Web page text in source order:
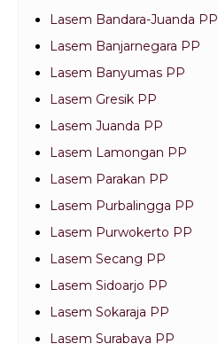
Lasem Bandara-Juanda PP
Lasem Banjarnegara PP
Lasem Banyumas PP
Lasem Gresik PP
Lasem Juanda PP
Lasem Lamongan PP
Lasem Parakan PP
Lasem Purbalingga PP
Lasem Purwokerto PP
Lasem Secang PP
Lasem Sidoarjo PP
Lasem Sokaraja PP
Lasem Surabaya PP